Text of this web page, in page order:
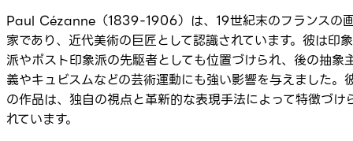
Paul Cézanne（1839-1906）は、19世紀末のフランスの
家であり、近代美術の巨匠として認識されています。彼は印象
派やポスト印象派の先駆者としても位置づけられ、後の抽象
義やキュビスムなどの芸術運動にも強い影響を与えました。
の作品は、独自の視点と革新的な表現手法によって特徴づけ
れています。